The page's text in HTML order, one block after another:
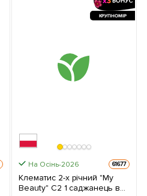
КРУПНОМІР
На Осінь-2026 61677
Клематис 2-х річний "My
Beauty" С2 1 саджанець в